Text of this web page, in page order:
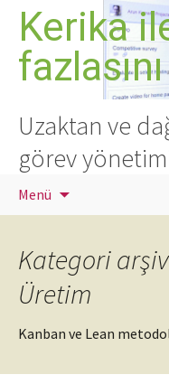
İçeriğeKerika
Uzaktan ve
görev
Menü
Kategori
Üretim
Kanban ve Lean